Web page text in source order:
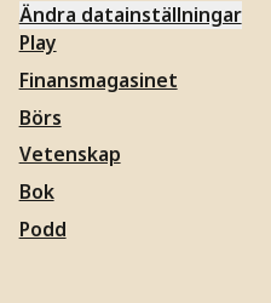
Ändra datainställningar
Play
Finansmagasinet
Börs
Vetenskap
Bok
Podd